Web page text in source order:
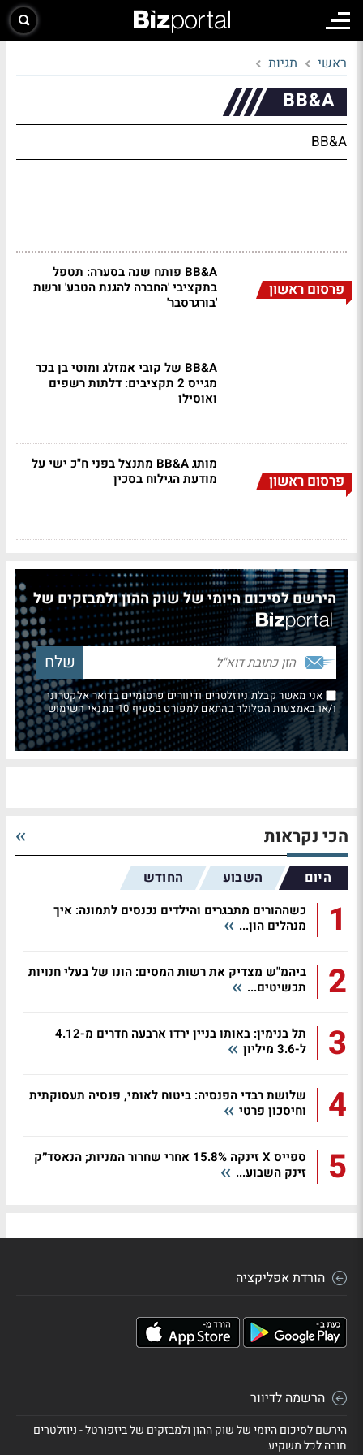
ראשי תגיות
BB&A
BB&A
פרסום ראשון
BB&A פותח שנה בסערה: תטפל
בתקציבי 'החברה להגנת הטבע' ורשת
'בורגרסבר'
BB&A של קובי אמזלג ומוטי בן בכר
מגייס 2 תקציבים: דלתות רשפים
ואוסילו
פרסום ראשון
מותג BB&A מתנצל בפני ח"כ ישי על
מודעת הגילוח בסכין
הירשם לסיכום היומי של שוק ההון ולמבזקים של
אני מאשר קבלת ניוזלטרים ודיוורים פרסומיים בדואר אלקטרוני
ו/או באמצעות הסלולר בהתאם למפורט בסעיף 10 בתנאי השימוש
הכי נקראות
היום השבוע החודש
1
כשההורים מתבגרים והילדים נכנסים לתמונה: איך
מנהלים הון...
2
ביהמ"ש מצדיק את רשות המסים: הונו של בעלי חנויות
תכשיטים...
3
תל בנימין: באותו בניין ירדו ארבעה חדרים מ-4.12
ל-3.6 מיליון
4
שלושת רבדי הפנסיה: ביטוח לאומי, פנסיה תעסוקתית
וחיסכון פרטי
5
ספייס X זינקה 15.8% אחרי שחרור המניות; הנאסד״ק
זינק השבוע...
הורדת אפליקציה
הרשמה לדיוור
הירשם לסיכום היומי של שוק ההון ולמבזקים של ביזפורטל - ניוזלטרים
חובה לכל משקיע